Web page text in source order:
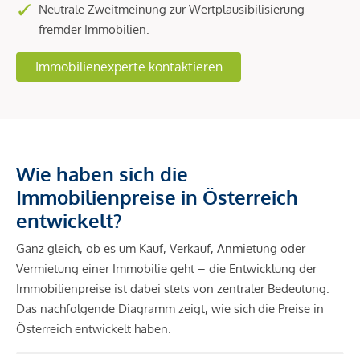
Neutrale Zweitmeinung zur Wertplausibilisierung
fremder Immobilien.
Immobilienexperte kontaktieren
Wie haben sich die
Immobilienpreise in Österreich
entwickelt?
Ganz gleich, ob es um Kauf, Verkauf, Anmietung oder
Vermietung einer Immobilie geht – die Entwicklung der
Immobilienpreise ist dabei stets von zentraler Bedeutung.
Das nachfolgende Diagramm zeigt, wie sich die Preise in
Österreich entwickelt haben.